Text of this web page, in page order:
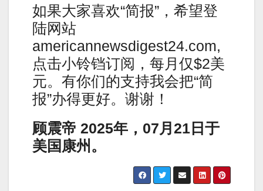
如果大家喜欢“简报”，希望登
陆网站
americannewsdigest24.com,
点击小铃铛订阅，每月仅$2美
元。有你们的支持我会把“简
报”办得更好。谢谢！
顾震帝 2025年，07月21日于
美国康州。